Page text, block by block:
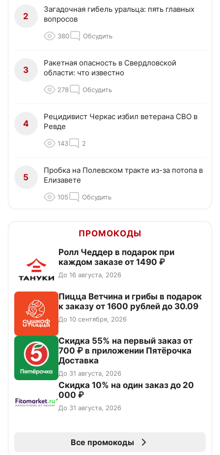
2
Загадочная гибель уральца: пять главных
вопросов
380 Обсудить
3
Ракетная опасность в Свердловской
области: что известно
278 Обсудить
4
Рецидивист Черкас избил ветерана СВО в
Ревде
143 2
5
Пробка на Полевском тракте из-за потопа в
Елизавете
105 Обсудить
ПРОМОКОДЫ
Ролл Чеддер в подарок при
каждом заказе от 1490 ₽
До 16 августа, 2026
Пицца Ветчина и грибы в подарок
к заказу от 1600 рублей до 30.09
До 10 сентября, 2026
Скидка 55% на первый заказ от
700 ₽ в приложении Пятёрочка
Доставка
До 31 августа, 2026
Скидка 10% на один заказ до 20
000 ₽
До 31 августа, 2026
Все промокоды